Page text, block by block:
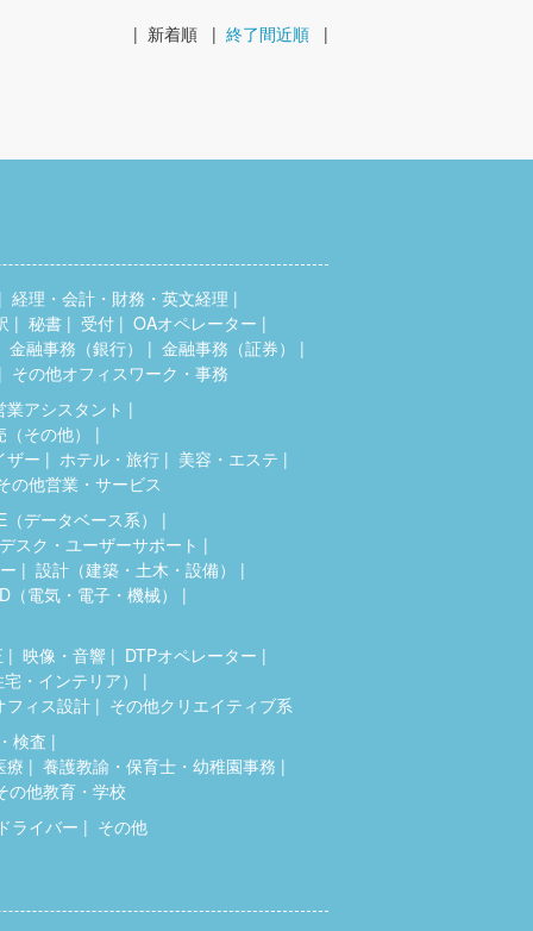
| 新着順 | 終了間近順 |
経理・会計・財務・英文経理
秘書 受付
OAオペレーター
金融事務（銀行）
金融事務（証券）
その他オフィスワーク・事務
業アシスタント
その他）
ザー
ホテル・旅行
美容・エステ
の他営業・サービス
（データベース系）
スク・ユーザーサポート
設計（建築・土木・設備）
（電気・電子・機械）
映像・音響
DTPオペレーター
・インテリア）
フィス設計
その他クリエイティブ系
検査
療
養護教諭・保育士・幼稚園事務
の他教育・学校
ライバー
その他